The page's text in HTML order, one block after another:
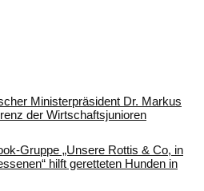
Ministerpräsident Dr. Markus
der Wirtschaftsjunioren
Gruppe „Unsere Rottis & Co, in
hilft geretteten Hunden in